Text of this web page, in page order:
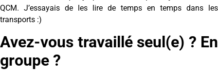
QCM. J’essayais de les lire de temps en temps dans les
transports :)
Avez-vous travaillé seul(e) ? En
groupe ?